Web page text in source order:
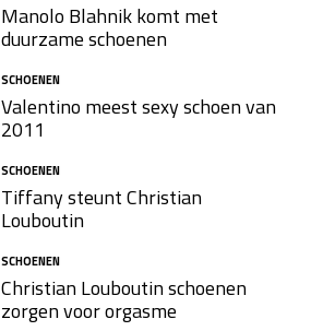
Manolo Blahnik komt met
duurzame schoenen
SCHOENEN
Valentino meest sexy schoen van
2011
SCHOENEN
Tiffany steunt Christian
Louboutin
SCHOENEN
Christian Louboutin schoenen
zorgen voor orgasme